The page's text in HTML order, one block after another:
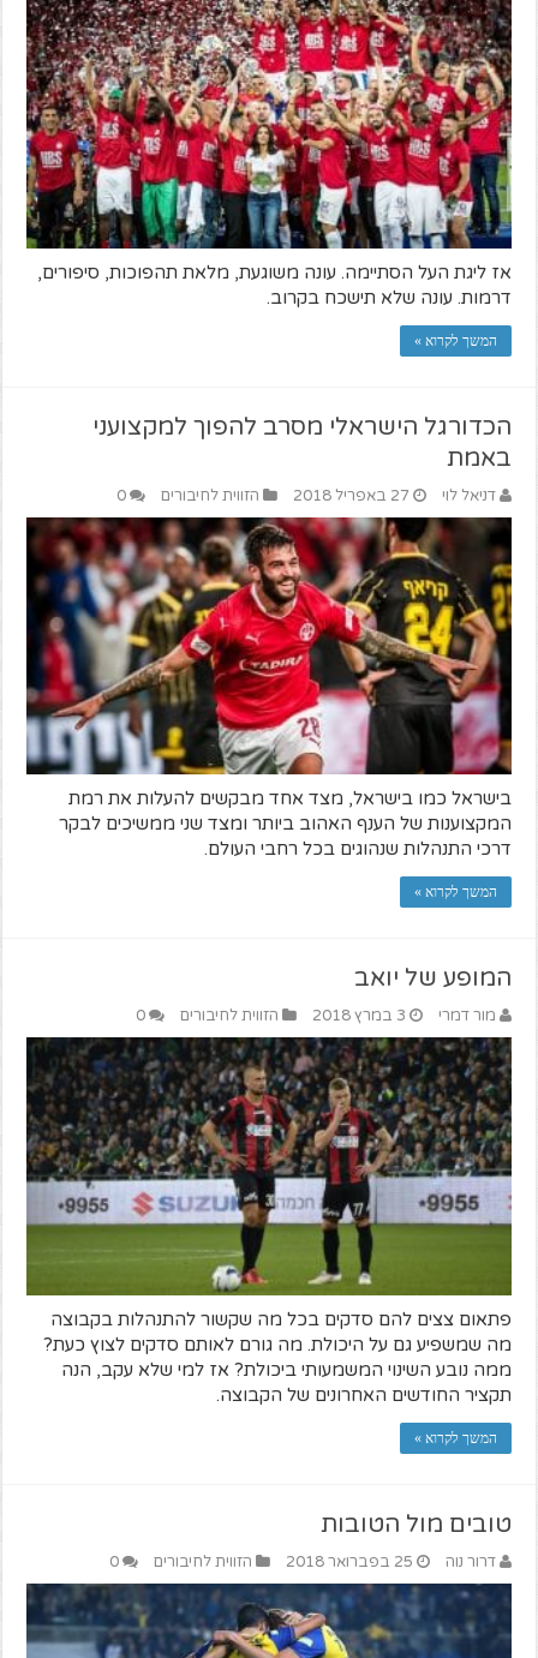
אז ליגת העל הסתיימה. עונה משוגעת, מלאת תהפוכות, סיפורים,
דרמות. עונה שלא תישכח בקרוב.
המשך לקרוא »
הכדורגל הישראלי מסרב להפוך למקצועני
באמת
דניאל לוי 27 באפריל 2018 הזווית לחיבורים 0
בישראל כמו בישראל, מצד אחד מבקשים להעלות את רמת
המקצוענות של הענף האהוב ביותר ומצד שני ממשיכים לבקר
דרכי התנהלות שנהוגים בכל רחבי העולם.
המשך לקרוא »
המופע של יואב
מור דמרי 3 במרץ 2018 הזווית לחיבורים 0
פתאום צצים להם סדקים בכל מה שקשור להתנהלות בקבוצה
מה שמשפיע גם על היכולת. מה גורם לאותם סדקים לצוץ כעת?
ממה נובע השינוי המשמעותי ביכולת? אז למי שלא עקב, הנה
תקציר החודשים האחרונים של הקבוצה.
המשך לקרוא »
טובים מול הטובות
דרור נוה 25 בפברואר 2018 הזווית לחיבורים 0